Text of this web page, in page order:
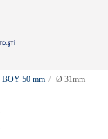
BOY 50 mm Ø 31mm